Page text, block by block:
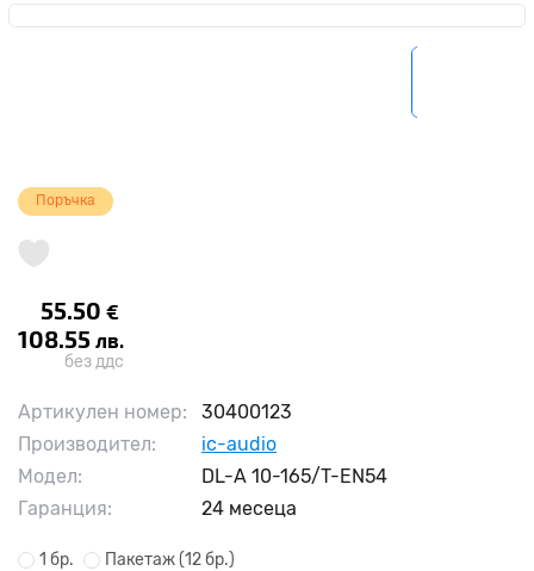
Поръчка
55.50 €
108.55 лв.
без ддс
Артикулен номер:
30400123
Производител:
ic-audio
Модел:
DL-A 10-165/T-EN54
Гаранция:
24 месеца
1 бр. Пакетаж(12 бр.)